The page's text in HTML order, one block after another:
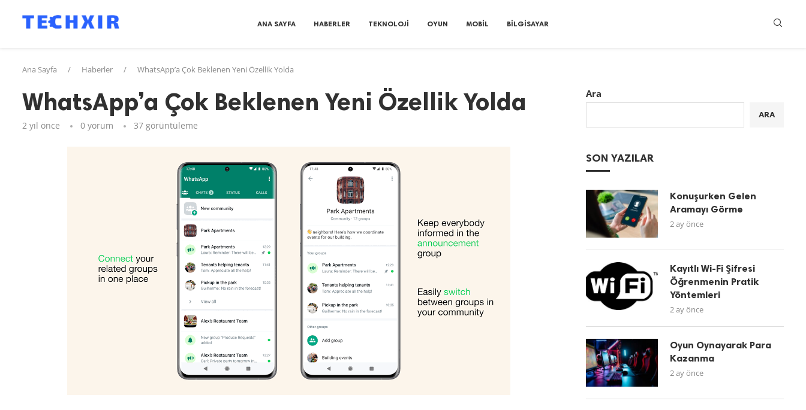
ANA SAYFA HABERLER TEKNOLOJI OYUN MOBIL BILGISAYAR
Ana Sayfa / Haberler / WhatsApp’a Çok Beklenen Yeni Özellik Yolda
WhatsApp’a Çok Beklenen Yeni Özellik Yolda
2 yıl önce 0 yorum 37 görüntüleme
Ara
ARA
SON YAZILAR
Konuşurken Gelen
Aramayı Görme
2 ay önce
Kayıtlı Wi-Fi Şifresi
Öğrenmenin Pratik
Yöntemleri
2 ay önce
Oyun Oynayarak Para
Kazanma
2 ay önce